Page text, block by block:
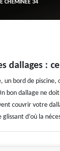
CHEMINÉE 34
dallages :
un bord de
bon dallage ne
couvrir votre
glissant d’où la